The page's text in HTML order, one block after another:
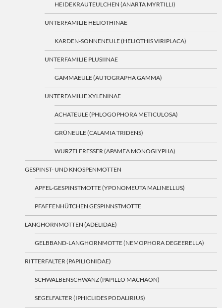
HEIDEKRAUTEULCHEN (ANARTA MYRTILLI)
UNTERFAMILIE HELIOTHINAE
KARDEN-SONNENEULE (HELIOTHIS VIRIPLACA)
UNTERFAMILIE PLUSIINAE
GAMMAEULE (AUTOGRAPHA GAMMA)
UNTERFAMILIE XYLENINAE
ACHATEULE (PHLOGOPHORA METICULOSA)
GRÜNEULE (CALAMIA TRIDENS)
WURZELFRESSER (APAMEA MONOGLYPHA)
GESPINST- UND KNOSPENMOTTEN
APFEL-GESPINSTMOTTE (YPONOMEUTA MALINELLUS)
PFAFFENHÜTCHEN GESPINNSTMOTTE
LANGHORNMOTTEN (ADELIDAE)
GELBBAND-LANGHORNMOTTE (NEMOPHORA DEGEERELLA)
RITTERFALTER (PAPILIONIDAE)
SCHWALBENSCHWANZ (PAPILLO MACHAON)
SEGELFALTER (IPHICLIDES PODALIRIUS)